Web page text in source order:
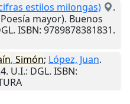
estilos milongas)
.
mayor). Buenos
ISBN: 9789878381831.
, Simón; López, Juan.
. U.I.: DGL. ISBN: